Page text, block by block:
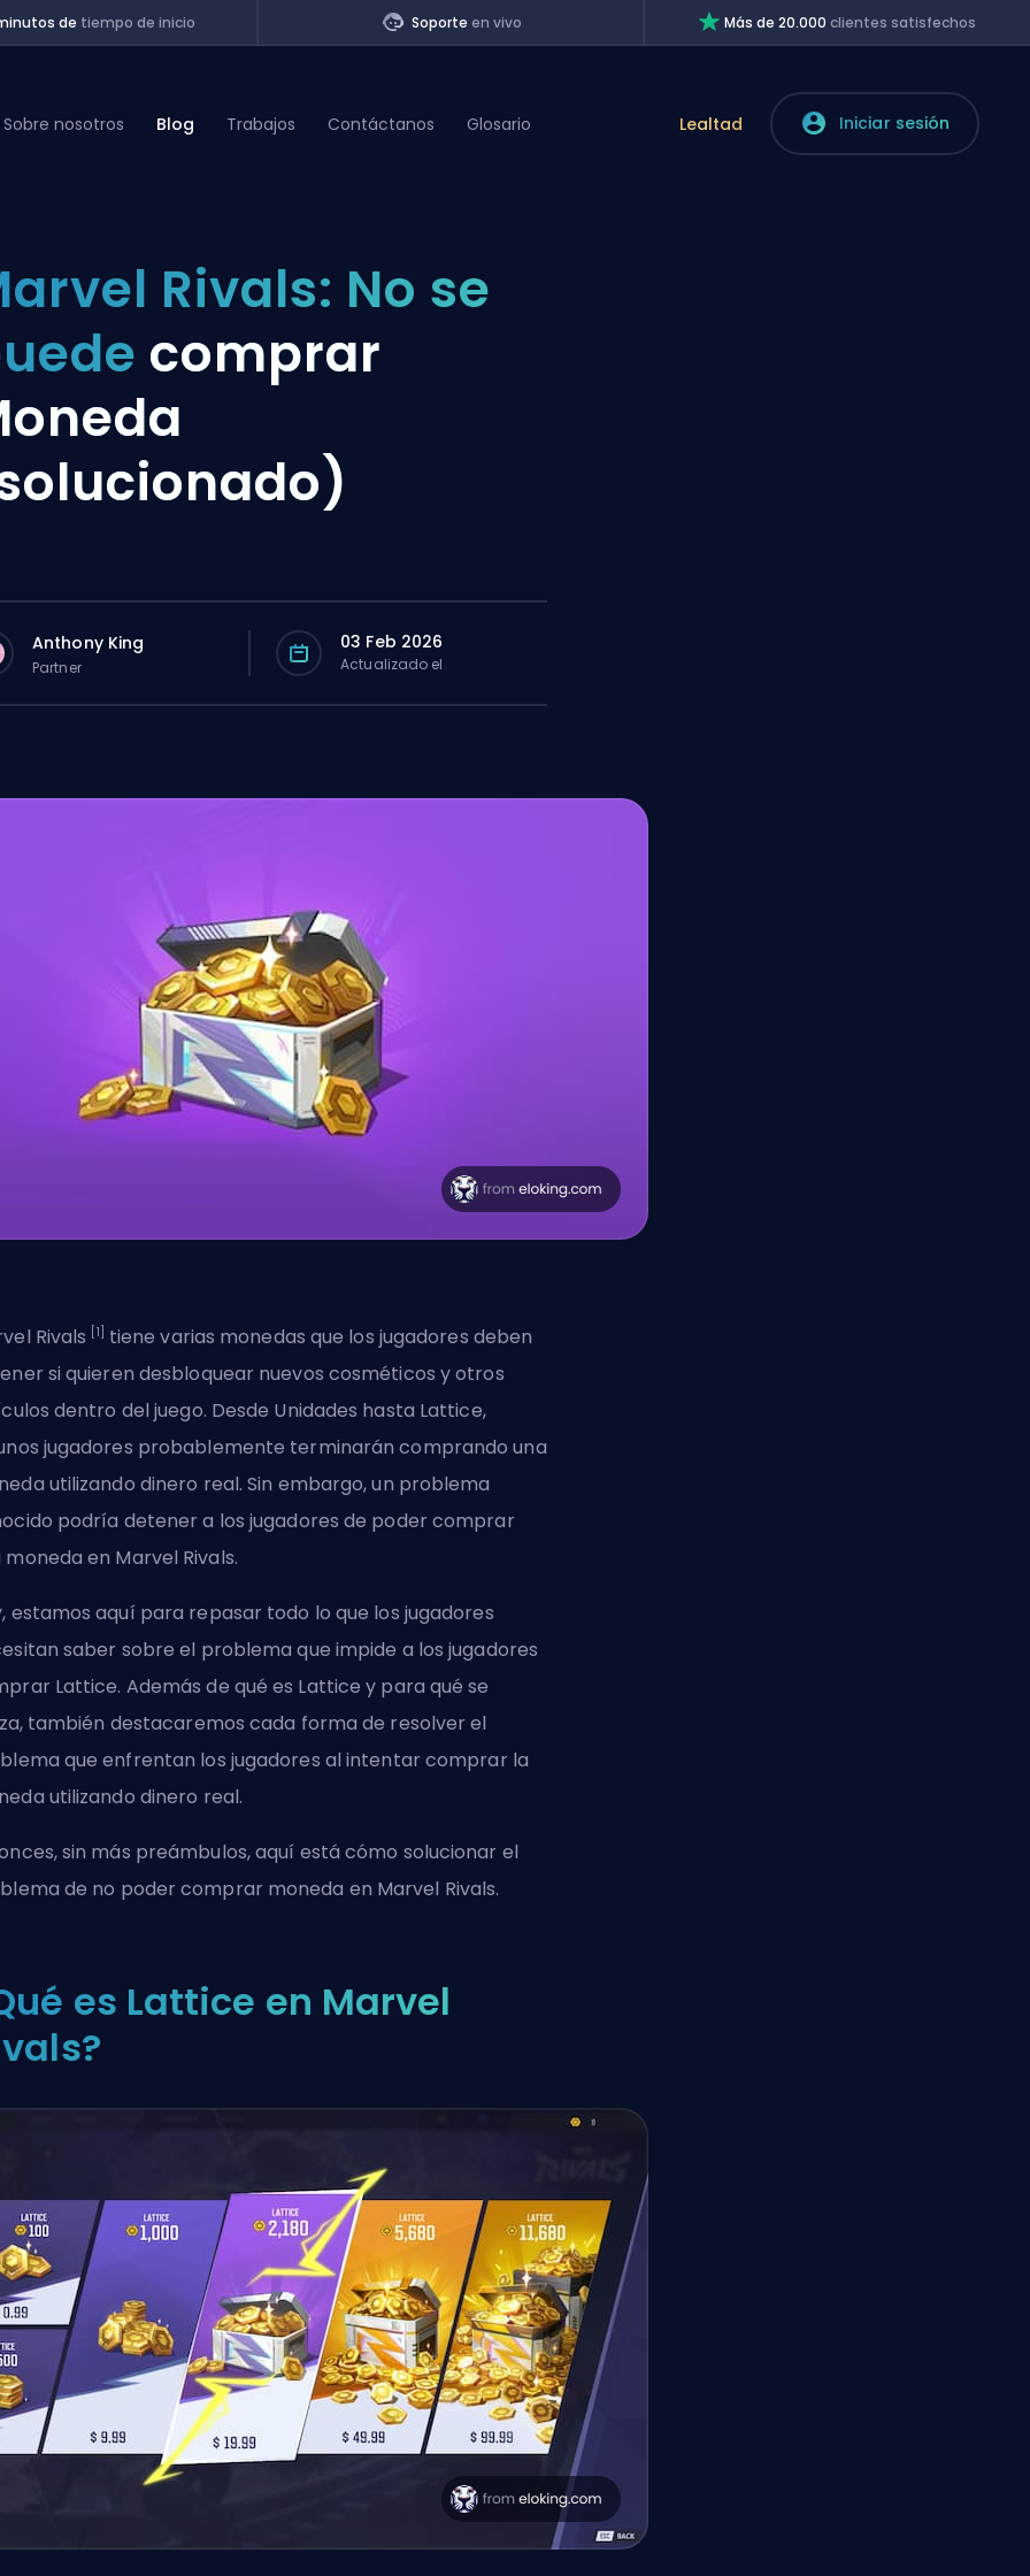
de tiempo de inicio Soporteen vivo Más de 20.000clientes satisfechos
Sobre nosotros Blog Trabajos Contáctanos Glosario Lealtad Iniciar sesión
Rivals: No se
comprar
Anthony King
Partner
03 Feb 2026
Actualizado el
Rivals [1]
tiene varias monedas que los jugadores deben
si quieren desbloquear nuevos cosméticos y otros
dentro del juego. Desde Unidades hasta Lattice,
jugadores probablemente terminarán comprando una
utilizando dinero real. Sin embargo, un problema
podría detener a los jugadores de poder comprar
moneda en Marvel Rivals.
estamos aquí para repasar todo lo que los jugadores
saber sobre el problema que impide a los jugadores
Lattice. Además de qué es Lattice y para qué se
también destacaremos cada forma de resolver el
que enfrentan los jugadores al intentar comprar la
utilizando dinero real.
sin más preámbulos, aquí está cómo solucionar el
de no poder comprar moneda en Marvel Rivals.
es Lattice en Marvel